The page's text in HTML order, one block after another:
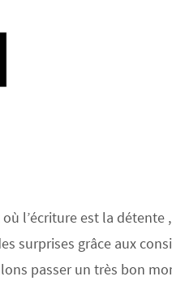
l’écriture est la
surprises grâce aux
passer un très bon